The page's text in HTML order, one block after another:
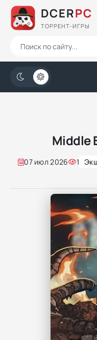
DCERPC
ТОРРЕНТ-ИГРЫ
Middle
07 июл 2026 1